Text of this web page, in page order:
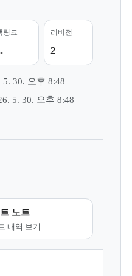
링크 리비전
2
30. 오후 8:48
5. 30. 오후 8:48
노트
내역 보기